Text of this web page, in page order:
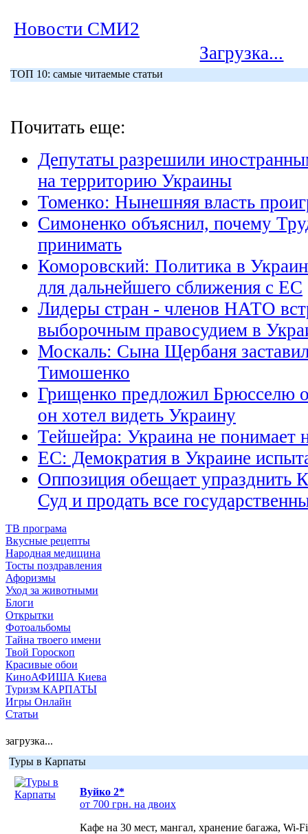
Новости СМИ2
Загрузка...
ТОП 10: самые читаемые статьи
Почитать еще:
Депутаты разрешили
на территорию Украины
Томенко: Нынешняя власть
Симоненко объяснил, почему
принимать
Коморовский: Политика в
для дальнейшего сближения с ЕС
Лидеры стран - членов НАТО
выборочным правосудием в
Москаль: Сына Щербаня
Тимошенко
Грищенко предложил Брюсселю
он хотел видеть Украину
Тейшейра: Украина не понимает
ЕС: Демократия в Украине
Оппозиция обещает упразднить
Суд и продать все
ТВ програма
Вкусные рецепты
Народная медицина
Тосты поздравления
Афоризмы
Уход за животными
Блоги
Открытки
Фотоальбомы
Тайна твоего имени
Твой Гороскоп
Красивые обои
КиноАФИША Киева
Туризм КАРПАТЫ
Игры Онлайн
Статьи
загрузка...
Туры в Карпаты
Вуйко 2*
от 700 грн. на двоих
Кафе на 30 мест, мангал, хранение багажа, Wi-